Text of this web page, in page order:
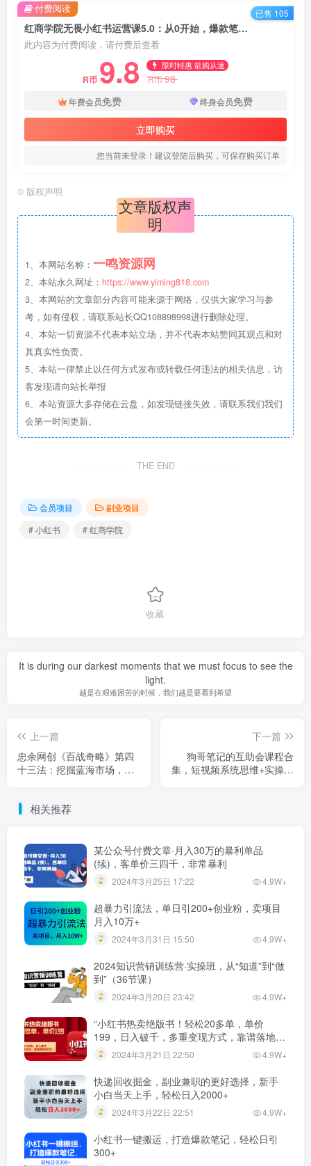
红商学院无畏小红书运营课5.0：从0开始，爆款笔记手到擒来
此内容为付费阅读，请付费后查看
R币 9.8 限时特惠 欲购从速
R币98
年费会员免费 终身会员免费
立即购买
您当前未登录！建议登陆后购买，可保存购买订单
付费阅读 已售 105
© 版权声明
文章版权声
明
1、本网站名称： 一鸣资源网
2、本站永久网址： https://www.yiming818.com
3、本网站的文章部分内容可能来源于网络，仅供大家学习与参
考，如有侵权，请联系站长QQ108898998进行删除处理。
4、本站一切资源不代表本站立场，并不代表本站赞同其观点和对
其真实性负责。
5、本站一律禁止以任何方式发布或转载任何违法的相关信息，访
客发现请向站长举报
6、本站资源大多存储在云盘，如发现链接失效，请联系我们我们
会第一时间更新。
THE END
会员项目
副业项目
# 小红书
# 红商学院
收藏
It is during our darkest moments that we must focus to see the
light.
越是在艰难困苦的时候，我们越是要看到希望
上一篇
忠余网创《百战奇略》第四
十三法：挖掘蓝海市场，小
下一篇
狗哥笔记的互助会课程合
集，短视频系统思维+实操体
相关推荐
某公众号付费文章·月入30万的暴利单品
(续)，客单价三四千，非常暴利
2024年3月25日 17:22 4.9W+
超暴力引流法，单日引200+创业粉，卖项目
月入10万+
2024年3月31日 15:50 4.9W+
2024知识营销训练营·实操班，从“知道”到“做
到”（36节课）
2024年3月20日 23:42 4.9W+
“小红书热卖绝版书！轻松20多单，单价
199，日入破千，多重变现方式，靠谱落地项
目！”2024年3月21日 22:50 4.9W+
快递回收掘金，副业兼职的更好选择，新手
小白当天上手，轻松日入2000+
2024年3月22日 22:51 4.9W+
小红书一键搬运，打造爆款笔记，轻松日引
300+